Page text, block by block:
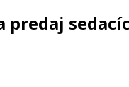
predaj